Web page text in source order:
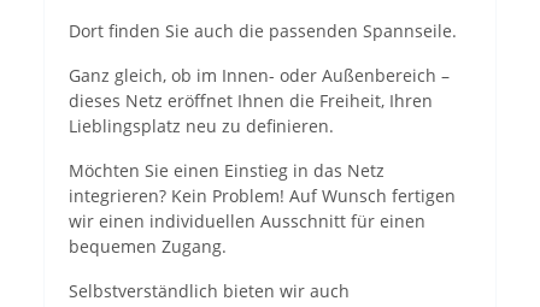
Dort finden Sie auch die passenden Spannseile.
Ganz gleich, ob im Innen- oder Außenbereich –
dieses Netz eröffnet Ihnen die Freiheit, Ihren
Lieblingsplatz neu zu definieren.
Möchten Sie einen Einstieg in das Netz
integrieren? Kein Problem! Auf Wunsch fertigen
wir einen individuellen Ausschnitt für einen
bequemen Zugang.
Selbstverständlich bieten wir auch